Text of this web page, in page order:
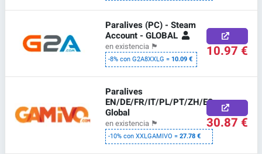
Paralives (PC) - Steam
Account - GLOBAL
en existencia 🏴
-8% con G2A8XXLG =10.09 € 10.97 €
Paralives
EN/DE/FR/IT/PL/PT/ZH/ES
Global
en existencia 🏴
-10% con XXLGAMIVO =27.78 €
30.87 €